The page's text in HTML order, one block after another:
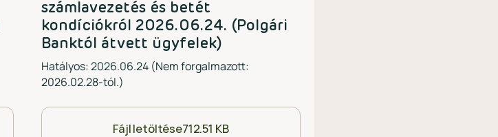
számlavezetés és betét
kondíciókról 2026.06.24. (Polgári
Banktól átvett ügyfelek)
Hatályos: 2026.06.24 (Nem forgalmazott:
2026.02.28-tól.)
Fájl letöltése712.51 KB